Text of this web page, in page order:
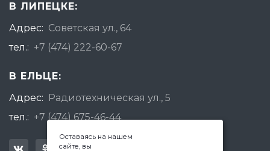
В ЛИПЕЦКЕ:
Адрес: Советская ул., 64
тел.: +7 (474) 222-60-67
В ЕЛЬЦЕ:
Адрес: Радиотехническая ул., 5
тел.: +7 (474) 675-46-44
Оставаясь на нашем
сайте, вы